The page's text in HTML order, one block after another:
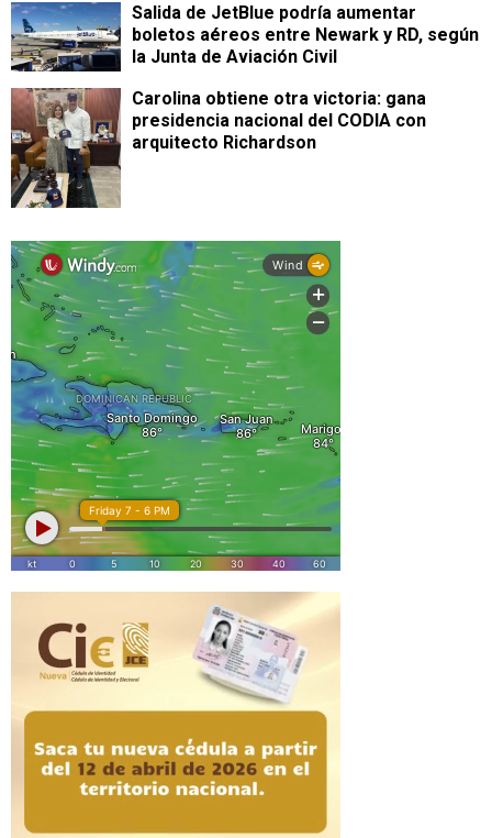
Salida de JetBlue podría aumentar
boletos aéreos entre Newark y RD, según
la Junta de Aviación Civil
Carolina obtiene otra victoria: gana
presidencia nacional del CODIA con
arquitecto Richardson